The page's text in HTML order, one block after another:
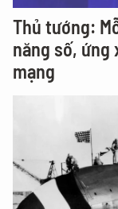
Thủ tướng:
năng số, ứng
mạng